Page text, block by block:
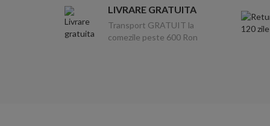
LIVRARE GRATUITA
Transport GRATUIT la
comezile peste 600 Ron